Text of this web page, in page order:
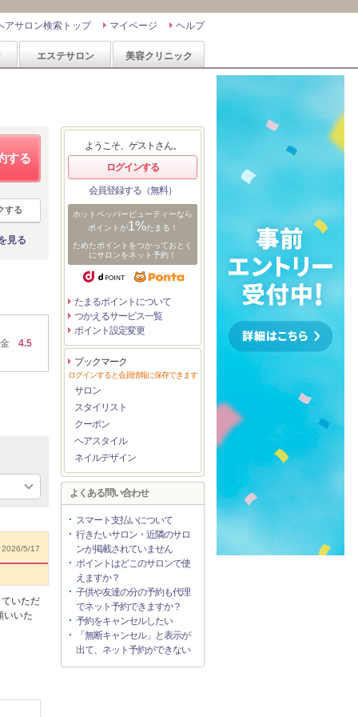
ヘルプ
マイページ
アサロン検索トップ
エステサロン 美容クリニック
する
する
見る
4.5
2026/5/17
いただ
いいた
ようこそ、ゲストさん。
ログインする
会員登録する（無料）
ホットペッパービューティーなら
ポイントが1%たまる！
ためたポイントをつかっておとく
にサロンをネット予約！
たまるポイントについて
つかえるサービス一覧
ポイント設定変更
ブックマーク
ログインすると会員情報に保存できます
サロン
スタイリスト
クーポン
ヘアスタイル
ネイルデザイン
よくある問い合わせ
スマート支払いについて
行きたいサロン・近隣のサロ
ンが掲載されていません
ポイントはどこのサロンで使
えますか？
子供や友達の分の予約も代理
でネット予約できますか？
予約をキャンセルしたい
「無断キャンセル」と表示が
出て、ネット予約ができない